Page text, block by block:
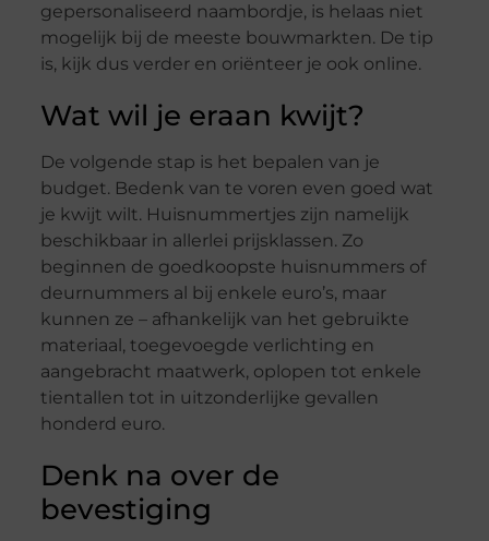
gepersonaliseerd naambordje, is helaas niet
mogelijk bij de meeste bouwmarkten. De tip
is, kijk dus verder en oriënteer je ook online.
Wat wil je eraan kwijt?
De volgende stap is het bepalen van je
budget. Bedenk van te voren even goed wat
je kwijt wilt. Huisnummertjes zijn namelijk
beschikbaar in allerlei prijsklassen. Zo
beginnen de goedkoopste huisnummers of
deurnummers al bij enkele euro’s, maar
kunnen ze – afhankelijk van het gebruikte
materiaal, toegevoegde verlichting en
aangebracht maatwerk, oplopen tot enkele
tientallen tot in uitzonderlijke gevallen
honderd euro.
Denk na over de
bevestiging